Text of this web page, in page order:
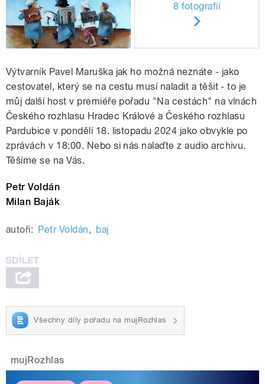
8 fotografií
Výtvarník Pavel Maruška jak ho možná neznáte - jako
cestovatel, který se na cestu musí naladit a těšit - to je
můj další host v premiéře pořadu "Na cestách" na vlnách
Českého rozhlasu Hradec Králové a Českého rozhlasu
Pardubice v pondělí 18. listopadu 2024 jako obvykle po
zprávách v 18:00. Nebo si nás nalaďte z audio archivu.
Těšíme se na Vás.
Petr Voldán
Milan Baják
autoři: Petr Voldán, baj
Všechny díly pořadu na mujRozhlas
mujRozhlas